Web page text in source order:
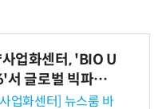
업화센터, 'BIO U
서 글로벌 빅파마
니스 미팅 지원…K
업화센터] 뉴스룸 바